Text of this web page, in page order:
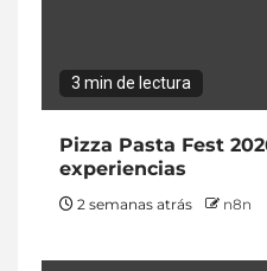
3 min de lectura
Pizza Pasta Fest
experiencias
2 semanas atrás n8n